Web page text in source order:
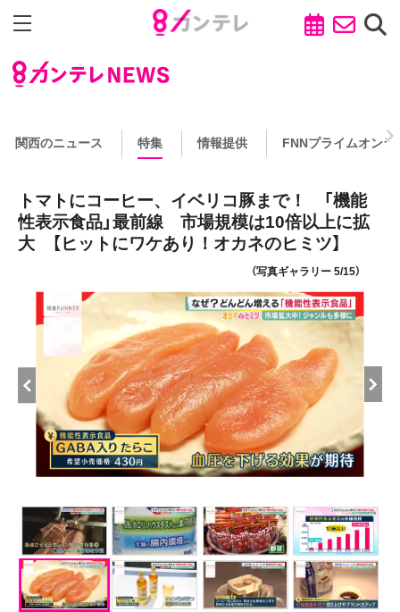
関西のニュース 特集 情報提供 FNNプライムオンラ
トマトにコーヒー、イベリコ豚まで！ 「機能
性表示食品」最前線 市場規模は10倍以上に拡
大 【ヒットにワケあり！オカネのヒミツ】
（写真ギャラリー 5/15）